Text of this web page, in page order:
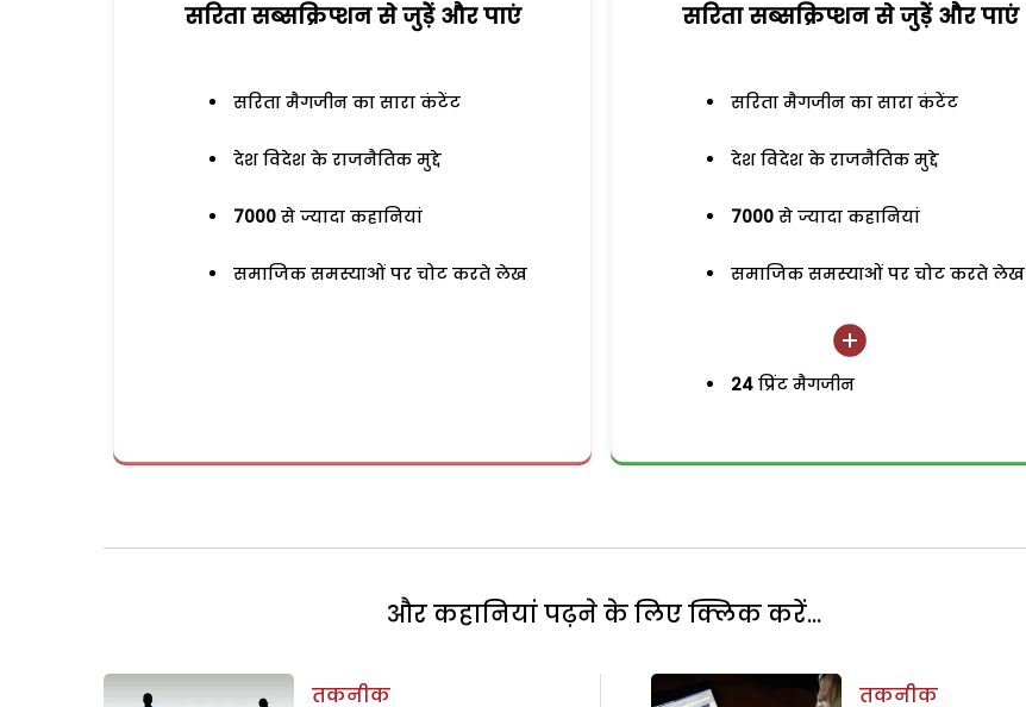
सरिता सब्सक्रिप्शन से जुड़ेें और पाएं
सरिता मैगजीन का सारा कंटेंट
देश विदेश के राजनैतिक मुद्दे
7000 से ज्यादा कहानियां
समाजिक समस्याओं पर चोट करते लेख
सरिता सब्सक्रिप्शन से जुड़ेें और पाएं
सरिता मैगजीन का सारा कंटेंट
देश विदेश के राजनैतिक मुद्दे
7000 से ज्यादा कहानियां
समाजिक समस्याओं पर चोट करते लेख
24 प्रिंट मैगजीन
और कहानियां पढ़ने के लिए क्लिक करें...
तकनीक
तकनीक